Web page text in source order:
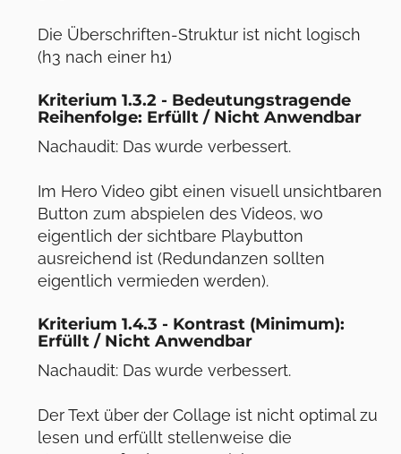
Die Überschriften-Struktur ist nicht logisch
(h3 nach einer h1)
Kriterium 1.3.2 - Bedeutungstragende
Reihenfolge: Erfüllt / Nicht Anwendbar
Nachaudit: Das wurde verbessert.
Im Hero Video gibt einen visuell unsichtbaren
Button zum abspielen des Videos, wo
eigentlich der sichtbare Playbutton
ausreichend ist (Redundanzen sollten
eigentlich vermieden werden).
Kriterium 1.4.3 - Kontrast (Minimum):
Erfüllt / Nicht Anwendbar
Nachaudit: Das wurde verbessert.
Der Text über der Collage ist nicht optimal zu
lesen und erfüllt stellenweise die